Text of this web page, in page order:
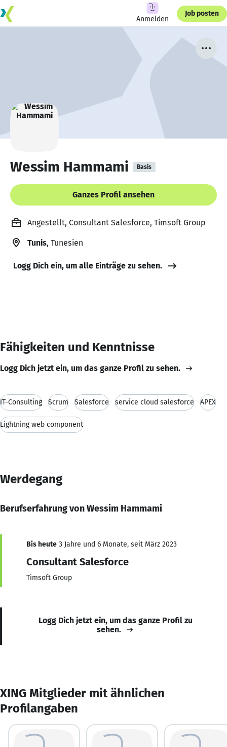
Anmelden
Job posten
Wessim Hammami Basis
Ganzes Profil ansehen
Angestellt, Consultant Salesforce, Timsoft Group
Tunis, Tunesien
Logg Dich ein, um alle Einträge zu sehen.
Fähigkeiten und Kenntnisse
Logg Dich jetzt ein, um das ganze Profil zu sehen.
IT-Consulting Scrum Salesforce service cloud salesforce APEX
Lightning web component
Werdegang
Berufserfahrung von Wessim Hammami
Bis heute 3 Jahre und 6 Monate, seit März 2023
Consultant Salesforce
Timsoft Group
Logg Dich jetzt ein, um das ganze Profil zu
sehen.
XING Mitglieder mit ähnlichen
Profilangaben